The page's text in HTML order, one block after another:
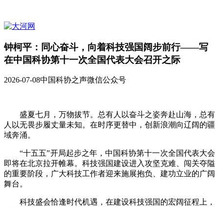
钟柯平：同心奋斗，向着科技强国阔步前行——写
在中国科协第十一次全国代表大会召开之际
2026-07-08中国科协之声微信公众号
盛夏七月，万物拔节。总有人以奋斗之姿奔赴山海，总有
人以无畏步履丈量未知。在时序更替中，创新浪潮向辽阔的疆
域奔涌。
“十五五”开局起步之年，中国科协第十一次全国代表大会
即将在北京拉开帷幕。科技强国建设进入攻坚克难、闯关夺隘
的重要阶段，广大科技工作者迎来施展抱负、建功立业的广阔
舞台。
科技盛会恰逢时代机遇，在建设科技强国的宏阔征程上，